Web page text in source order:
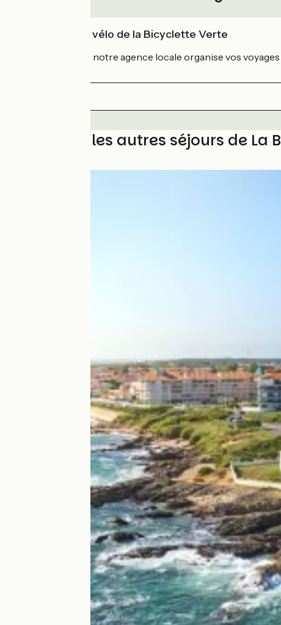
L'expertise vélo de la Bicyclette Verte
, notre agence locale organise vos voyages
Découvrez les autres séjours de La